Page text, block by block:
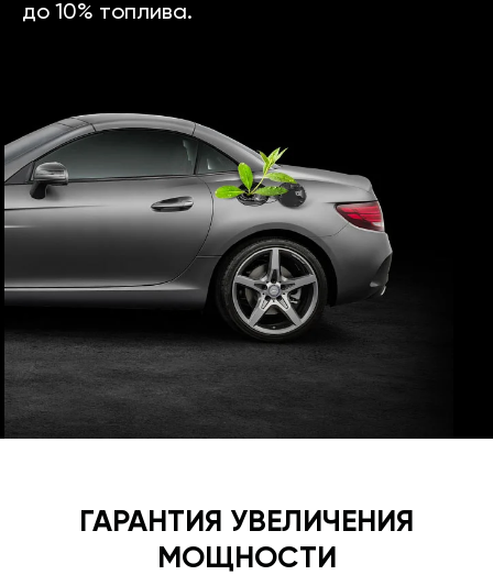
до 10% топлива.
ГАРАНТИЯ УВЕЛИЧЕНИЯ
МОЩНОСТИ